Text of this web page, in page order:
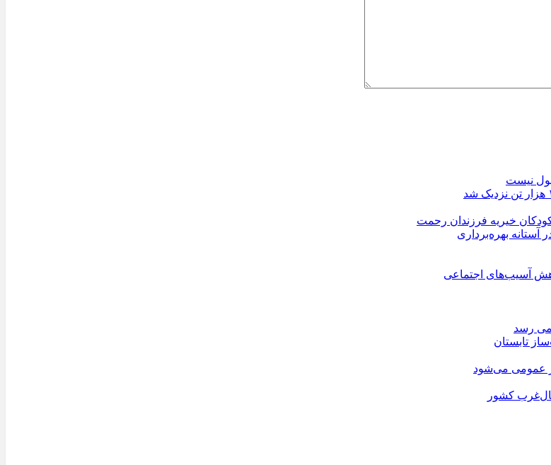
نیست
خیریه فرزندان رحمت
بهره‌برداری
آسیب‌های اجتماعی
می‌ رسد
تابستان
عمومی می‌شود
کشور